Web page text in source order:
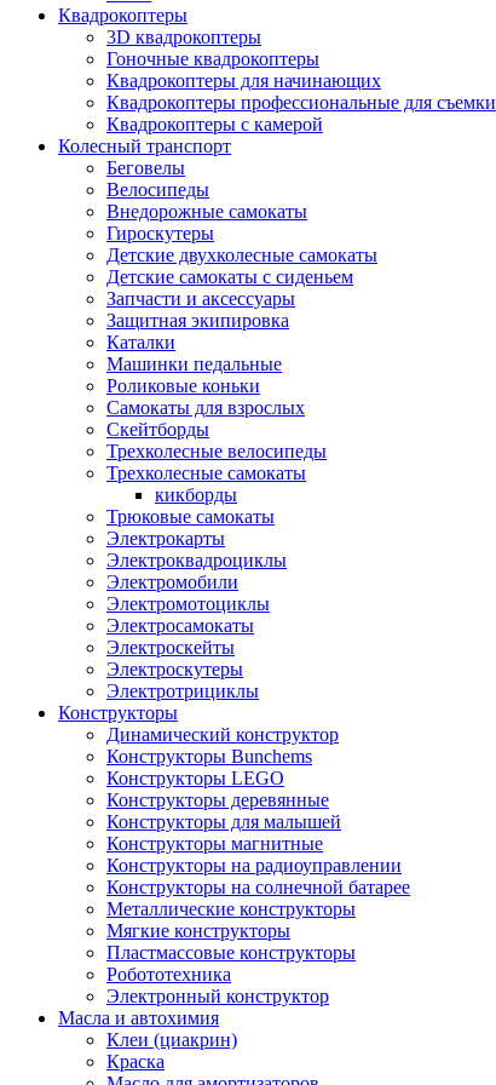
Квадрокоптеры
3D квадрокоптеры
Гоночные квадрокоптеры
Квадрокоптеры для начинающих
Квадрокоптеры профессиональные для съемки
Квадрокоптеры с камерой
Колесный транспорт
Беговелы
Велосипеды
Внедорожные самокаты
Гироскутеры
Детские двухколесные самокаты
Детские самокаты с сиденьем
Запчасти и аксессуары
Защитная экипировка
Каталки
Машинки педальные
Роликовые коньки
Самокаты для взрослых
Скейтборды
Трехколесные велосипеды
Трехколесные самокаты
кикборды
Трюковые самокаты
Электрокарты
Электроквадроциклы
Электромобили
Электромотоциклы
Электросамокаты
Электроскейты
Электроскутеры
Электротрициклы
Конструкторы
Динамический конструктор
Конструкторы Bunchems
Конструкторы LEGO
Конструкторы деревянные
Конструкторы для малышей
Конструкторы магнитные
Конструкторы на радиоуправлении
Конструкторы на солнечной батарее
Металлические конструкторы
Мягкие конструкторы
Пластмассовые конструкторы
Робототехника
Электронный конструктор
Масла и автохимия
Клеи (циакрин)
Краска